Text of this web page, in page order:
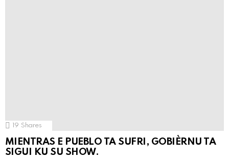
19 Shares
MIENTRAS E PUEBLO TA SUFRI, GOBIÈRNU TA
SIGUI KU SU SHOW.